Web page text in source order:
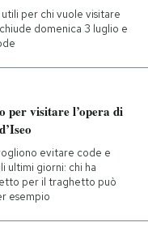
per chi vuole visitare
domenica 3 luglio e
per visitare l’opera di
evitare code e
ultimi giorni: chi ha
per il traghetto può
esempio